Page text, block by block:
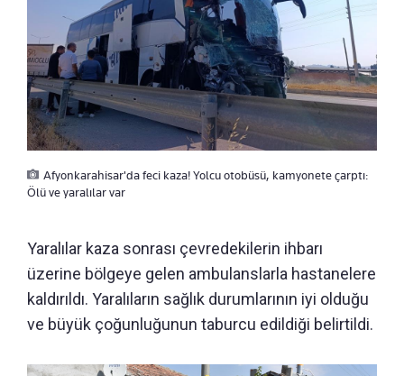
Afyonkarahisar'da feci kaza! Yolcu otobüsü, kamyonete çarptı:
Ölü ve yaralılar var
Yaralılar kaza sonrası çevredekilerin ihbarı
üzerine bölgeye gelen ambulanslarla hastanelere
kaldırıldı. Yaralıların sağlık durumlarının iyi olduğu
ve büyük çoğunluğunun taburcu edildiği belirtildi.